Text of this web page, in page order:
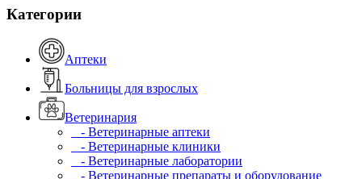
Категории
Аптеки
Больницы для взрослых
Ветеринария
- Ветеринарные аптеки
- Ветеринарные клиники
- Ветеринарные лаборатории
- Ветеринарные препараты и оборудование